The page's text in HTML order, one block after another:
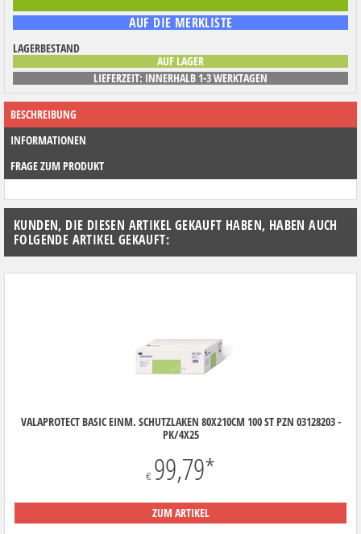
LAGERBESTAND
AUF LAGER
LIEFERZEIT: INNERHALB 1-3 WERKTAGEN
BESCHREIBUNG
INFORMATIONEN
FRAGE ZUM PRODUKT
KUNDEN, DIE DIESEN ARTIKEL GEKAUFT HABEN, HABEN AUCH
FOLGENDE ARTIKEL GEKAUFT:
VALAPROTECT BASIC EINM. SCHUTZLAKEN 80X210CM 100 ST PZN 03128203 -
PK/4X25
€ 99,79*
ZUM ARTIKEL